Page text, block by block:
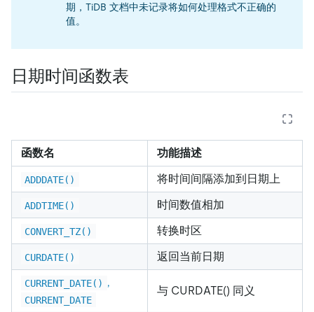
期，TiDB 文档中未记录将如何处理格式不正确的
值。
日期时间函数表
函数名 功能描述
ADDDATE() 将时间间隔添加到日期上
ADDTIME() 时间数值相加
CONVERT_TZ() 转换时区
CURDATE() 返回当前日期
CURRENT_DATE() ,
CURRENT_DATE
与 CURDATE() 同义